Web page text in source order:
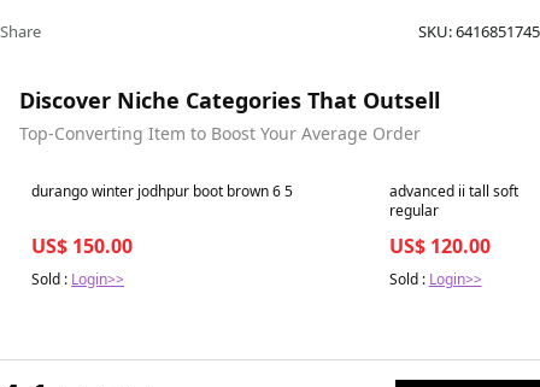
Share SKU:6416851745
Discover Niche Categories That Outsell
Top-Converting Item to Boost Your Average Order
Best in 7 days
durango winter jodhpur boot brown 6 5
US$ 150.00
Sold : Login>>
Best in 7 days
advanced ii tall soft
regular
US$ 120.00
Sold : Login>>